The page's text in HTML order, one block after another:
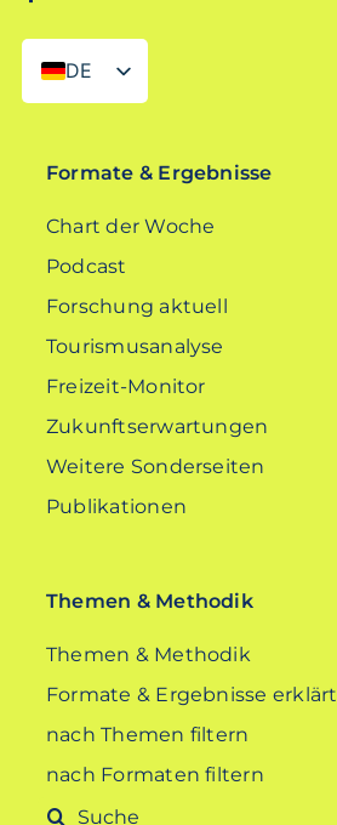
DE
EN
Formate & Ergebnisse
Chart der Woche
Podcast
Forschung aktuell
Tourismusanalyse
Freizeit-Monitor
Zukunftserwartungen
Weitere Sonderseiten
Publikationen
Themen & Methodik
Themen & Methodik
Formate & Ergebnisse erklärt
nach Themen filtern
nach Formaten filtern
Suche